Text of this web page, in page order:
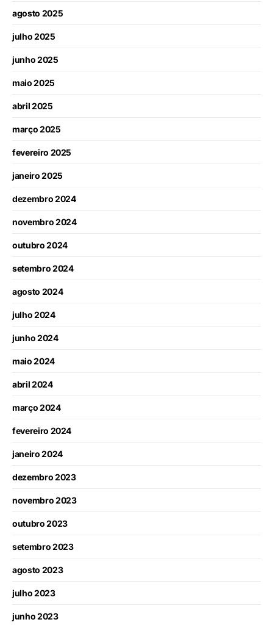
agosto 2025
julho 2025
junho 2025
maio 2025
abril 2025
março 2025
fevereiro 2025
janeiro 2025
dezembro 2024
novembro 2024
outubro 2024
setembro 2024
agosto 2024
julho 2024
junho 2024
maio 2024
abril 2024
março 2024
fevereiro 2024
janeiro 2024
dezembro 2023
novembro 2023
outubro 2023
setembro 2023
agosto 2023
julho 2023
junho 2023